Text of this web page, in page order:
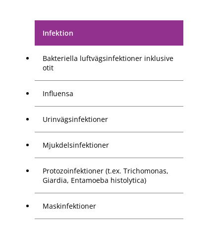
Infektion
Bakteriella luftvägsinfektioner inklusive
otit
Influensa
Urinvägsinfektioner
Mjukdelsinfektioner
Protozoinfektioner (t.ex. Trichomonas,
Giardia, Entamoeba histolytica)
Maskinfektioner